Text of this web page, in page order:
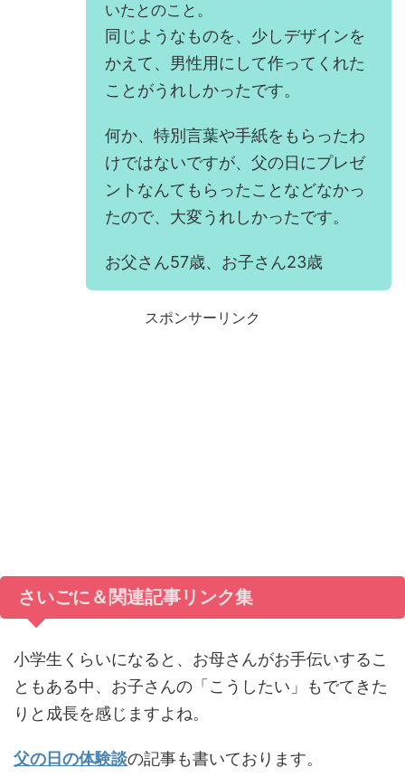
いたとのこと。
同じようなものを、少しデザインを
かえて、男性用にして作ってくれた
ことがうれしかったです。
何か、特別言葉や手紙をもらったわ
けではないですが、父の日にプレゼ
ントなんてもらったことなどなかっ
たので、大変うれしかったです。
お父さん57歳、お子さん23歳
スポンサーリンク
さいごに＆関連記事リンク集
小学生くらいになると、お母さんがお手伝いするこ
ともある中、お子さんの「こうしたい」もでてきた
りと成長を感じますよね。
父の日の体験談の記事も書いております。